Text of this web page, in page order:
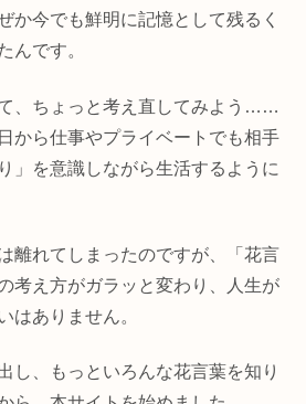
か今でも鮮明に記憶として残るく
んです。
、ちょっと考え直してみよう……
から仕事やプライベートでも相手
」を意識しながら生活するように
離れてしまったのですが、「花言
考え方がガラッと変わり、人生が
はありません。
し、もっといろんな花言葉を知り